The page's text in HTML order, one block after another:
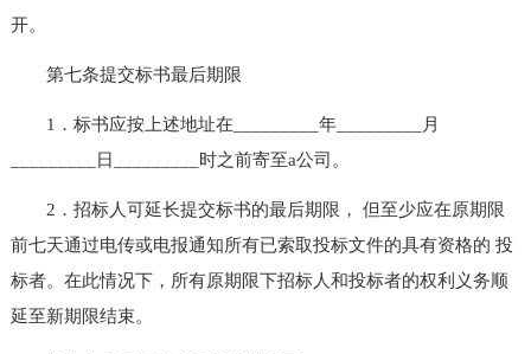
开。
第七条提交标书最后期限
1．标书应按上述地址在_________年_________月
_________日_________时之前寄至a公司。
2．招标人可延长提交标书的最后期限， 但至少应在原期限
前七天通过电传或电报通知所有已索取投标文件的具有资格的 投
标者。在此情况下，所有原期限下招标人和投标者的权利义务顺
延至新期限结束。